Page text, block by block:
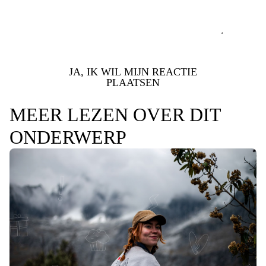
JA, IK WIL MIJN REACTIE
PLAATSEN
MEER LEZEN OVER DIT
ONDERWERP